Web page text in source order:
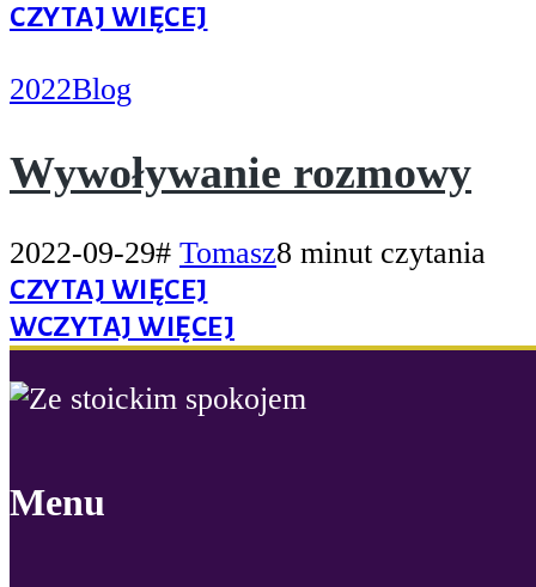
CZYTAJ WIĘCEJ
2022Blog
Wywoływanie rozmowy
2022-09-29# Tomasz8 minut czytania
CZYTAJ WIĘCEJ
WCZYTAJ WIĘCEJ
Menu